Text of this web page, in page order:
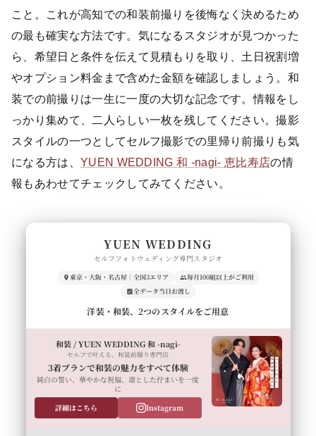
こと。これが高知での和装前撮りを後悔なく決めるため
の最も確実な方法です。気になるスタジオが見つかった
ら、希望日と条件を伝えて見積もりを取り、土日祝割増
やオプション料金まで含めた金額を確認しましょう。和
装での前撮りは一生に一度の大切な記念です。情報をし
っかり集めて、二人らしい一枚を残してください。撮影
スタイルの一つとしてセルフ撮影での里帰り前撮りも気
になる方は、 YUEN WEDDING 和 -nagi- 恵比寿店の情
報もあわせてチェックしてみてください。
YUEN WEDDING
セルフフォトウェディング専門スタジオ
東京・大阪・名古屋｜全国3エリア
毎月100組以上がご利用
全データ当日お渡し
洋装・和装、2つのスタイルをご用意
和装 / YUEN WEDDING 和 -nagi-
セルフで叶える、和装前撮り専門店
3着プランで和装の魅力をすべて体験
純白の誓い、華やかな祝福、凛とした佇まいを一度
に
詳細はこちら
Instagram